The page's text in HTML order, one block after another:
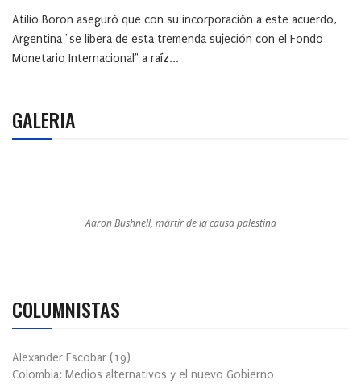
Atilio Boron aseguró que con su incorporación a este acuerdo,
Argentina "se libera de esta tremenda sujeción con el Fondo
Monetario Internacional" a raíz...
GALERIA
Aaron Bushnell, mártir de la causa palestina
COLUMNISTAS
Alexander Escobar (19)
Colombia: Medios alternativos y el nuevo Gobierno